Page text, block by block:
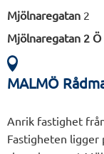
Mjölnaregatan 2
Mjölnaregatan 2 Ö
MALMÖ
Anrik fastighet
Fastigheten ligger